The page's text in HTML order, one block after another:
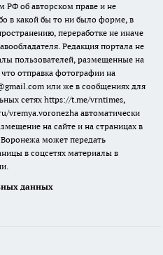
РФ об авторском праве и не
в какой бы то ни было форме, в
переработке не иначе
Редакция портала не
пользователей, размещенные на
отправка фотографии на
или же в сообщениях для
сетях https://t.me/vrntimes,
vremya.voronezha автоматически
на сайте и на страницах в
может передать
в соцсетях материалы в
данных